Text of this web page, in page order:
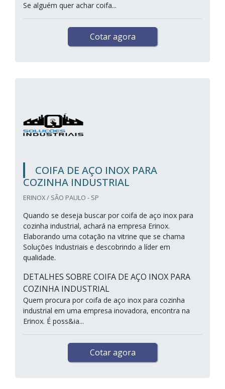
Se alguém quer achar coifa...
Cotar agora
COIFA DE AÇO INOX PARA
COZINHA INDUSTRIAL
ERINOX / SÃO PAULO - SP
Quando se deseja buscar por coifa de aço inox para
cozinha industrial, achará na empresa Erinox.
Elaborando uma cotação na vitrine que se chama
Soluções Industriais e descobrindo a líder em
qualidade.
DETALHES SOBRE COIFA DE AÇO INOX PARA
COZINHA INDUSTRIAL
Quem procura por coifa de aço inox para cozinha
industrial em uma empresa inovadora, encontra na
Erinox. É poss&ia...
Cotar agora